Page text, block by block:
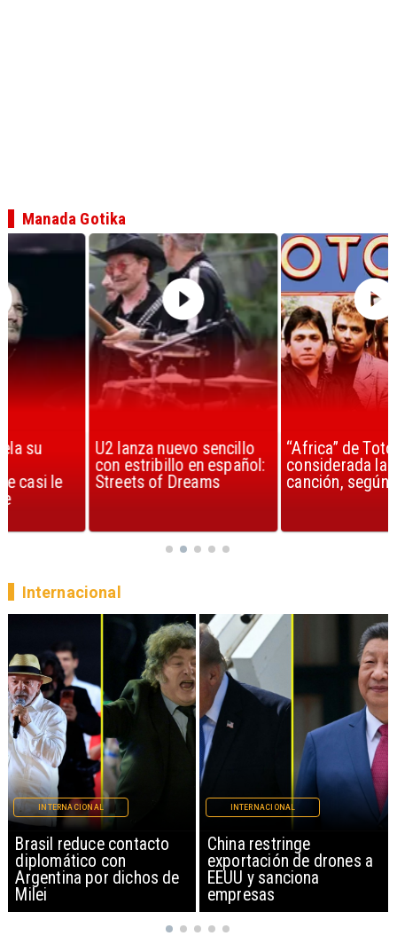
U2 lanza nuevo sencillo
con estribillo en español:
Streets of Dreams
“Africa” de Toto es
considerada la mejor
canción, según la ciencia
Manada Gotika
China restringe
exportación de drones a
EEUU y sanciona
empresas
INTERNACIONAL
Papa León XIV anuncia
gira por Sudamérica
INTERNACIONAL
Internacional